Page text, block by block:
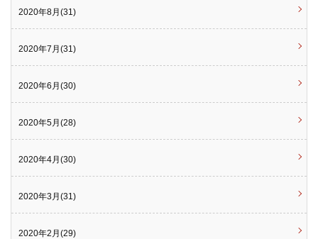
2020年8月(31)
2020年7月(31)
2020年6月(30)
2020年5月(28)
2020年4月(30)
2020年3月(31)
2020年2月(29)